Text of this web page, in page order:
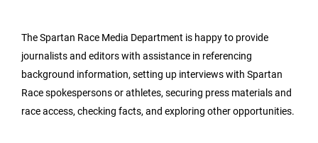
The Spartan Race Media Department is happy to provide
journalists and editors with assistance in referencing
background information, setting up interviews with Spartan
Race spokespersons or athletes, securing press materials and
race access, checking facts, and exploring other opportunities.